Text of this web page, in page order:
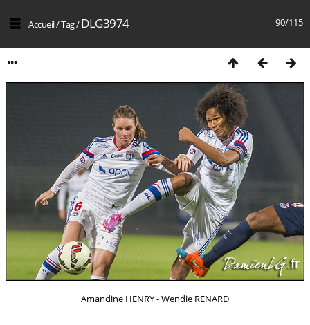
90/115
Accueil/Tag/DLG3974
Amandine HENRY - Wendie RENARD